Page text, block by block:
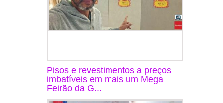
Pisos e revestimentos a preços
imbatíveis em mais um Mega
Feirão da G...